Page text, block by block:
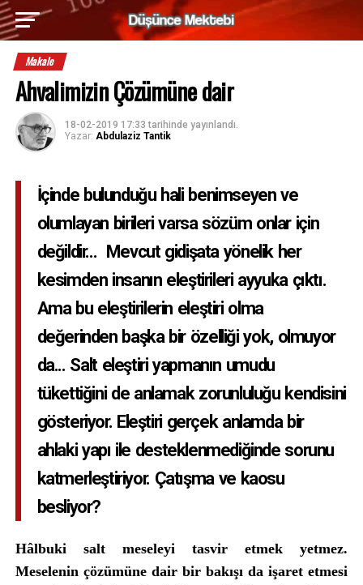
Makale
Ahvalimizin Çözümüne dair
18-02-2019 17:33 tarihinde yayınlandı.
Yazar: Abdulaziz Tantik
İçinde bulunduğu hali benimseyen ve
olumlayan birileri varsa sözüm onlar için
değildir... Mevcut gidişata yönelik her
kesimden insanın eleştirileri ayyuka çıktı.
Ama bu eleştirilerin eleştiri olma
değerinden başka bir özelliği yok, olmuyor
da... Salt eleştiri yapmanın umudu
tükettiğini de anlamak zorunluluğu kendisini
gösteriyor. Eleştiri gerçek anlamda bir
ahlaki yapı ile desteklenmediğinde sorunu
katmerleştiriyor. Çatışma ve kaosu
besliyor?
Hâlbuki salt meseleyi tasvir etmek yetmez.
Meselenin çözümüne dair bir bakışı da işaret etmesi